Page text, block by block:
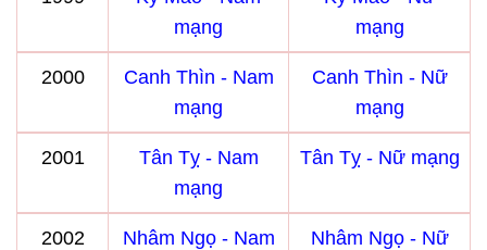
mạng
mạng
2000
Canh Thìn - Nam
mạng
Canh Thìn - Nữ
mạng
2001
Tân Tỵ - Nam
mạng
Tân Tỵ - Nữ mạng
2002
Nhâm Ngọ - Nam
Nhâm Ngọ - Nữ